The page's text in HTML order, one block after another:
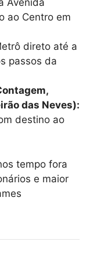
Avenida
ao Centro em
direto até a
passos da
das Neves):
destino ao
tempo fora
e maior